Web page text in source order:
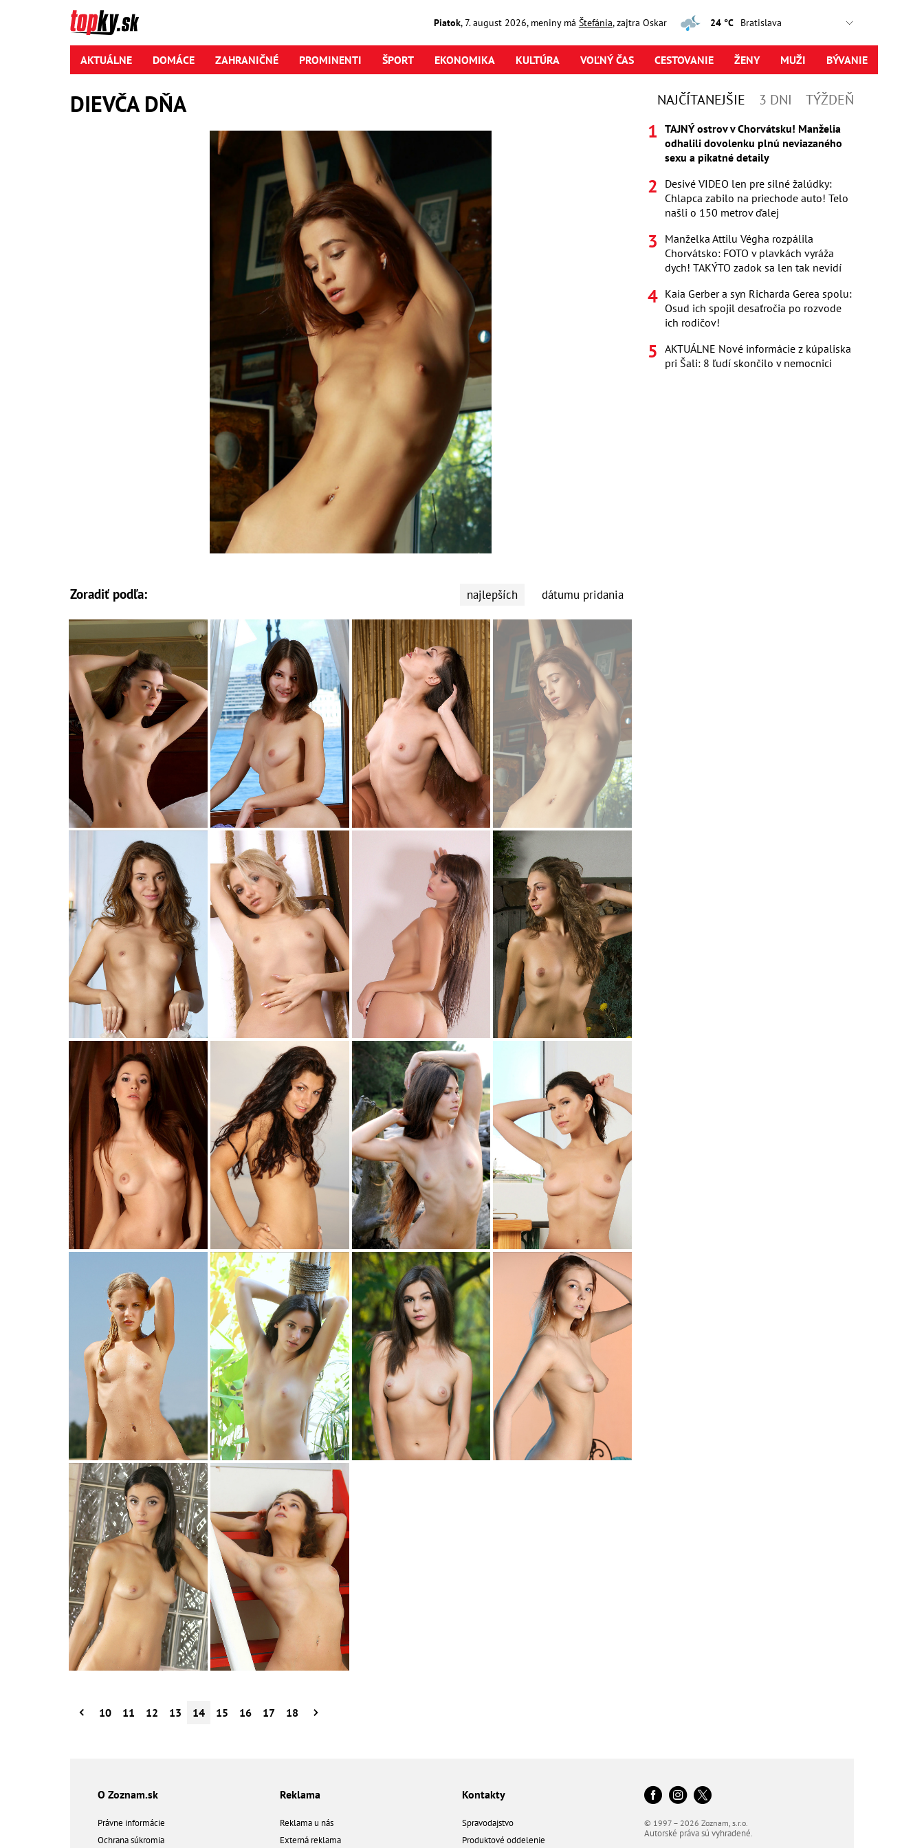
Piatok,7. august2026, meniny má Štefánia, zajtra Oskar 24 °C
AKTUÁLNE DOMÁCE ZAHRANIČNÉ PROMINENTI ŠPORT EKONOMIKA KULTÚRA VOĽNÝ ČAS CESTOVANIE ŽENY MUŽI BÝVANIE
DIEVČA DŇA
Zoradiť podľa: najlepších dátumu pridania
10 11 12 13 14 15 16 17 18
NAJČÍTANEJŠIE 3 DNI TÝŽDEŇ
TAJNÝ ostrov v Chorvátsku! Manželia
odhalili dovolenku plnú neviazaného
sexu a pikatné detaily
Desivé VIDEO len pre silné žalúdky:
Chlapca zabilo na priechode auto! Telo
našli o 150 metrov ďalej
Manželka Attilu Végha rozpálila
Chorvátsko: FOTO v plavkách vyráža
dych! TAKÝTO zadok sa len tak nevidí
Kaia Gerber a syn Richarda Gerea spolu:
Osud ich spojil desaťročia po rozvode
ich rodičov!
AKTUÁLNE Nové informácie z kúpaliska
pri Šali: 8 ľudí skončilo v nemocnici
O Zoznam.sk
Právne informácie
Ochrana súkromia
Reklama
Reklama u nás
Externá reklama
Kontakty
Spravodajstvo
Produktové oddelenie
© 1997 – 2026 Zoznam, s.r.o.
Autorské práva sú vyhradené.